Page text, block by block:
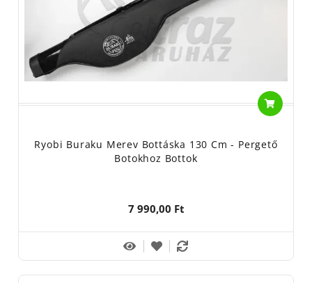
A Halcatraz horgász webshop kínálatában jelenleg a Ryobi
Ecusima 2000 szerepel. A
Ryobi orsócsalád legfiatalabb tagja
az Ecusima, amely megkapta a nagytestvérei megbízhatóságát.
Ez apergető orsó tökéletesen helyt áll a hazai igényeknek.
mérnökök 6+1 rozsdamentes acél csapággyal látták el az orsót a
sima futás érdekében. A kínálatban megtalálható 10-es,20-as,
30,as és 40-es méretben, amelyekkel kisméretű vagy nagyméretű
anyaghasználatról, pontos illesztésekről és a precíz
fékrendszerről híresek, amely tulajdonságok ebből az orsóból
Évek óta ez a legnépszerűbb orsó a Ryobi kínálatában.
miatt ismert. Az orsó test és a mechanikai igénybevételnek kitett
belső szerkezeti elemek karbon-kompozit anyagból készültek. A
zsinórfektetés pontosan és egyenletesen történik mind fonott,
Ryobi Buraku Merev Bottáska 130 Cm - Pergető
Botokhoz Bottok
7 990,00 Ft